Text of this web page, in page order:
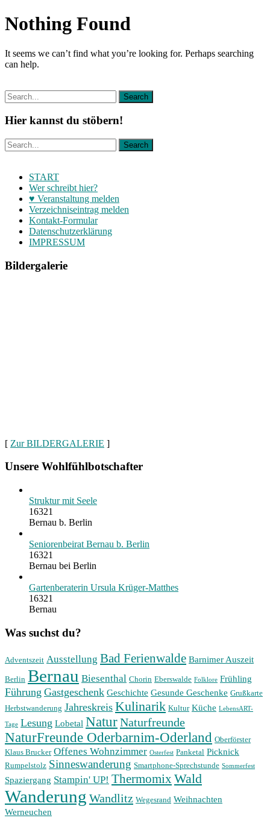
Nothing Found
It seems we can’t find what you’re looking for. Perhaps searching
can help.
Hier kannst du stöbern!
START
Wer schreibt hier?
♥ Veranstaltung melden
Verzeichniseintrag melden
Kontakt-Formular
Datenschutzerklärung
IMPRESSUM
Bildergalerie
[ Zur BILDERGALERIE ]
Unsere Wohlfühlbotschafter
Struktur mit Seele
16321
Bernau b. Berlin
Seniorenbeirat Bernau b. Berlin
16321
Bernau bei Berlin
Gartenberaterin Ursula Krüger-Matthes
16321
Bernau
Was suchst du?
Adventszeit Ausstellung Bad Ferienwalde Barnimer Auszeit
Berlin Bernau Biesenthal Chorin Eberswalde Folklore Frühling
Führung Gastgeschenk Geschichte Gesunde Geschenke Grußkarte
Herbstwanderung Jahreskreis Kulinarik Kultur Küche LebensART-
Tage Lesung Lobetal NaturNaturfreunde
NaturFreunde Oderbarnim-Oderland Oberförster
Klaus Brucker Offenes Wohnzimmer Osterfest Panketal Picknick
Rumpelstolz Sinneswanderung Smartphone-Sprechstunde Sommerfest
Spaziergang Stampin' UP! Thermomix Wald
Wanderung Wandlitz Wegesrand Weihnachten
Werneuchen